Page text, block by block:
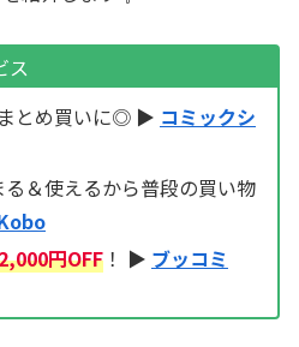
ス
とめ買いに◎ ▶ コミックシ
＆使えるから普段の買い物
円OFF！ ▶ ブッコミ